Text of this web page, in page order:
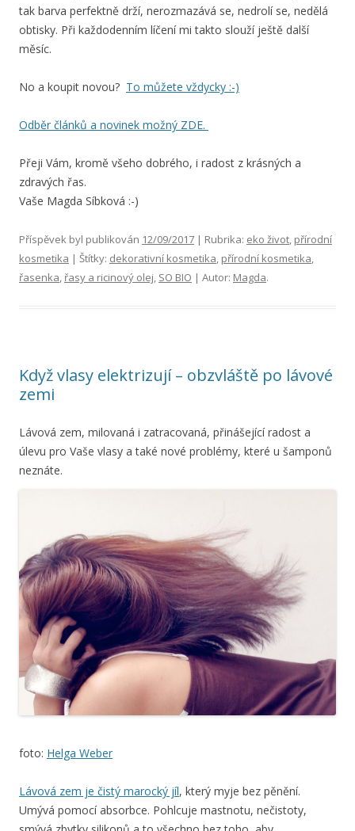
tak barva perfektně drží, nerozmazává se, nedrolí se, nedělá
obtisky. Při každodenním líčení mi takto slouží ještě další
měsíc.
No a koupit novou? To můžete vždycky :-)
Odběr článků a novinek možný ZDE.
Přeji Vám, kromě všeho dobrého, i radost z krásných a
zdravých řas.
Vaše Magda Síbková :-)
Příspěvek byl publikován 12/09/2017 | Rubrika: eko život přírodní
kosmetika | Štítky: dekorativní kosmetika přírodní kosmetika
řasenka řasy a ricinový olej SO BIO | Autor: Magda.
Když vlasy elektrizují – obzvláště po lávové
zemi
Lávová zem, milovaná i zatracovaná, přinášející radost a
úlevu pro Vaše vlasy a také nové problémy, které u šamponů
neznáte.
foto: Helga Weber
Lávová zem je čistý marocký jíl, který myje bez pěnění.
Umývá pomocí absorbce. Pohlcuje mastnotu, nečistoty,